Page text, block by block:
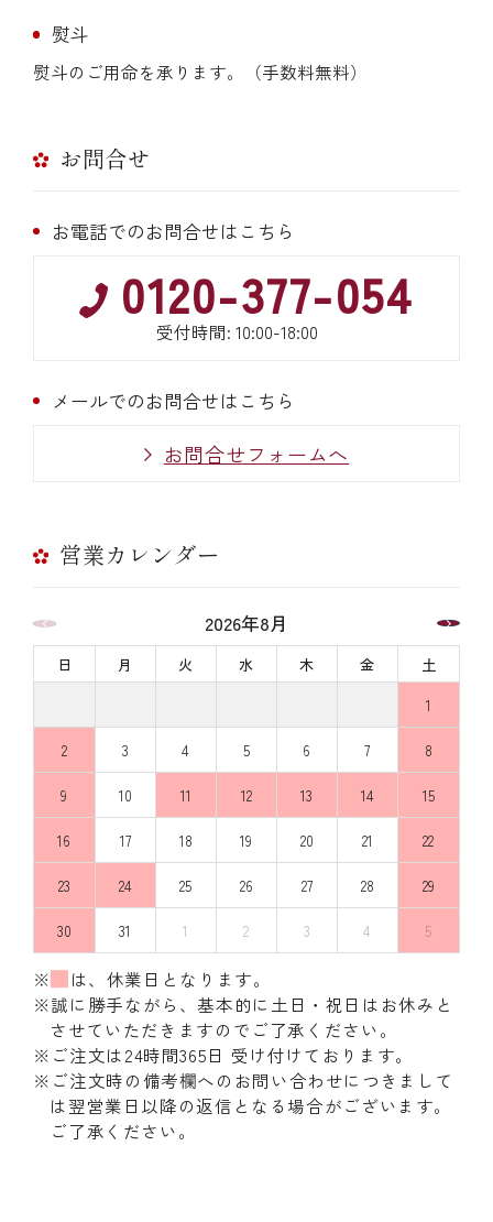
熨斗
熨斗のご用命を承ります。（手数料無料）
お問合せ
お電話でのお問合せはこちら
0120-377-054
受付時間: 10:00-18:00
メールでのお問合せはこちら
お問合せフォームへ
営業カレンダー
2026年8月
日 月 火 水 木 金
土
1
2 3 4 5 6 7 8
9 10 11 12 13 14 15
16 17 18 19 20 21 22
23 24 25 26 27 28 29
30 31 1 2 3 4 5
※
は、休業日となります。
※誠に勝手ながら、基本的に土日・祝日はお休みと
させていただきますのでご了承ください。
※ご注文は24時間365日 受け付けております。
※ご注文時の備考欄へのお問い合わせにつきまして
は翌営業日以降の返信となる場合がございます。
ご了承ください。